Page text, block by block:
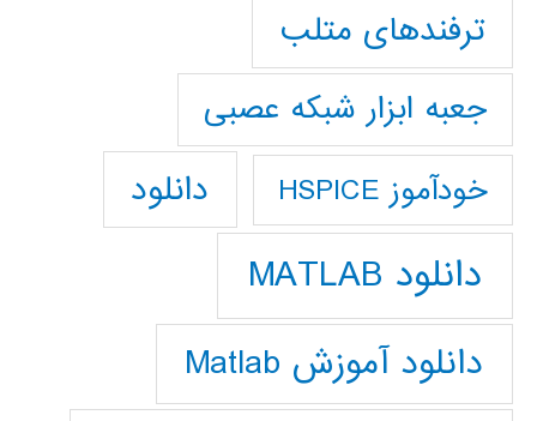
ترفندهای متلب
جعبه ابزار شبکه عصبی
خودآموز HSPICE دانلود
دانلود MATLAB
دانلود آموزش Matlab